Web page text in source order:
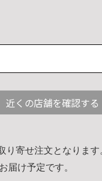
近くの店舗を確認する
り寄せ注文となります
届け予定です。